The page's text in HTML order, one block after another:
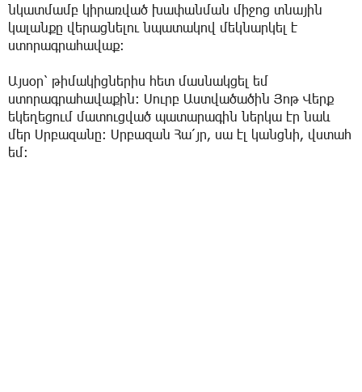
նկատմամբ կիրառված խափանման միջոց տնային
կալանքը վերացնելու նպատակով մեկնարկել է
ստորագրահավաք։
Այսօր՝ թիմակիցներիս հետ մասնակցել եմ
ստորագրահավաքին։ Սուրբ Աստվածածին Յոթ Վերք
եկեղեցում մատուցված պատարագին ներկա էր նաև
մեր Սրբազանը։ Սրբազան Հա՛յր, սա էլ կանցնի, վստահ
եմ։